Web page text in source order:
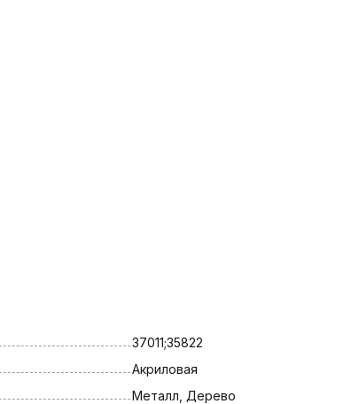
37011;35822
Акриловая
Металл, Дерево